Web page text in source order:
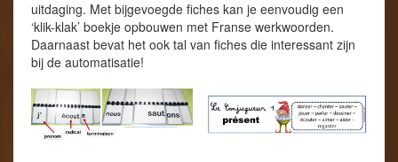
uitdaging. Met bijgevoegde fiches kan je eenvoudig een
‘klik-klak’ boekje opbouwen met Franse werkwoorden.
Daarnaast bevat het ook tal van fiches die interessant zijn
bij de automatisatie!